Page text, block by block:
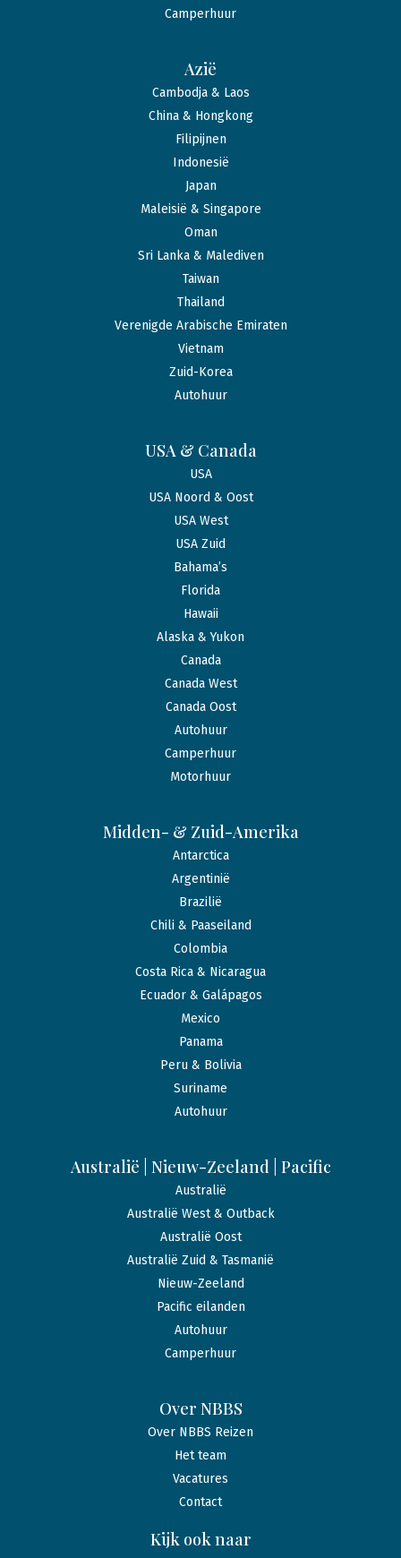
Camperhuur
Azië
Cambodja & Laos
China & Hongkong
Filipijnen
Indonesië
Japan
Maleisië & Singapore
Oman
Sri Lanka & Malediven
Taiwan
Thailand
Verenigde Arabische Emiraten
Vietnam
Zuid-Korea
Autohuur
USA & Canada
USA
USA Noord & Oost
USA West
USA Zuid
Bahama’s
Florida
Hawaii
Alaska & Yukon
Canada
Canada West
Canada Oost
Autohuur
Camperhuur
Motorhuur
Midden- & Zuid-Amerika
Antarctica
Argentinië
Brazilië
Chili & Paaseiland
Colombia
Costa Rica & Nicaragua
Ecuador & Galápagos
Mexico
Panama
Peru & Bolivia
Suriname
Autohuur
Australië | Nieuw-Zeeland | Pacific
Australië
Australië West & Outback
Australië Oost
Australië Zuid & Tasmanië
Nieuw-Zeeland
Pacific eilanden
Autohuur
Camperhuur
Over NBBS
Over NBBS Reizen
Het team
Vacatures
Contact
Kijk ook naar